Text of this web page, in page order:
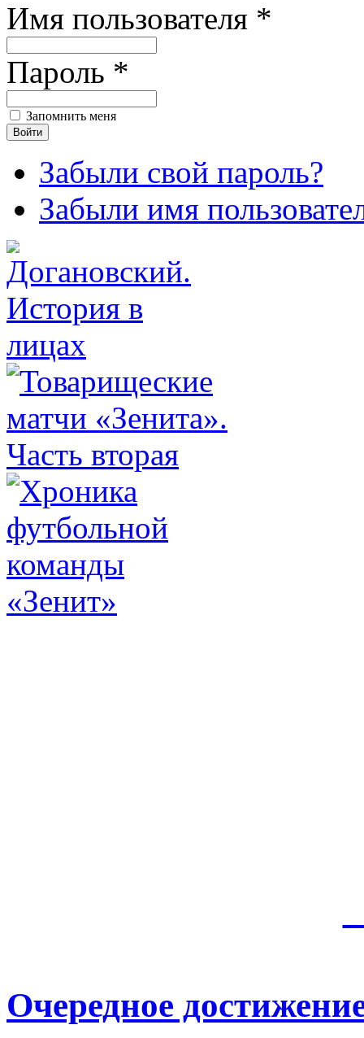
Имя пользователя *
Пароль *
Запомнить меня
Забыли свой пароль?
Забыли имя
Очередное